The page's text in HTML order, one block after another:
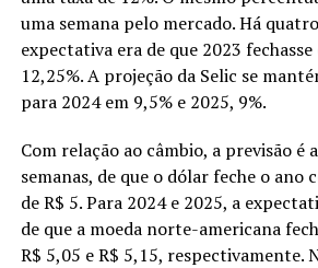
uma semana pelo mercado. Há
expectativa era de que 2023
12,25%. A projeção da Selic se
para 2024 em 9,5% e 2025, 9%.
Com relação ao câmbio, a previsão é
semanas, de que o dólar feche o ano
de R$ 5. Para 2024 e 2025, a
de que a moeda norte-americana
R$ 5,05 e R$ 5,15, respectivamente.